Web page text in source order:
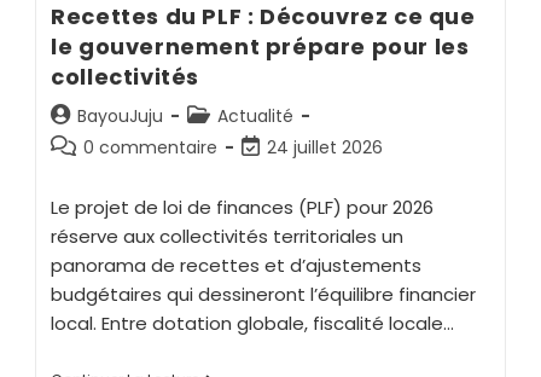
Recettes du PLF : Découvrez ce que
le gouvernement prépare pour les
collectivités
BayouJuju
Actualité
0 commentaire
24 juillet 2026
Le projet de loi de finances (PLF) pour 2026
réserve aux collectivités territoriales un
panorama de recettes et d’ajustements
budgétaires qui dessineront l’équilibre financier
local. Entre dotation globale, fiscalité locale…